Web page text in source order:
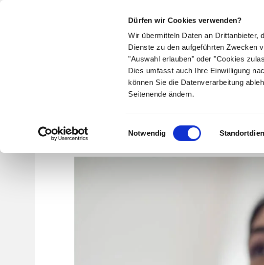
Dürfen wir Cookies verwenden?
Wir übermitteln Daten an Drittanbieter,
Dienste zu den aufgeführten Zwecken
"Auswahl erlauben" oder "Cookies
Dies umfasst auch Ihre Einwilligung
können Sie die Datenverarbeitung
Seitenende ändern.
Einwilligungsauswahl
Notwendig
Symptome Therapie Medikamente